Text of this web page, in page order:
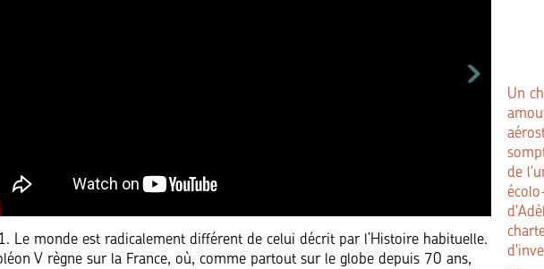
Le monde est radicalement différent de celui décrit par l’Histoire habituelle.
V règne sur la France, où, comme partout sur le globe depuis 70 ans,
Un
de